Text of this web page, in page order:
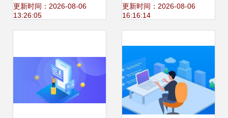
版发布，智能办公
更新时间：2026-08-06
13:26:05
性能与安全再升级
更新时间：2026-08-06
16:16:14